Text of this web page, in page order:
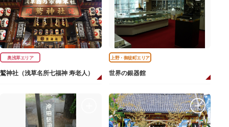
奥浅草エリア
鷲神社（浅草名所七福神 寿老人）
上野・御徒町エリア
世界の銀器館